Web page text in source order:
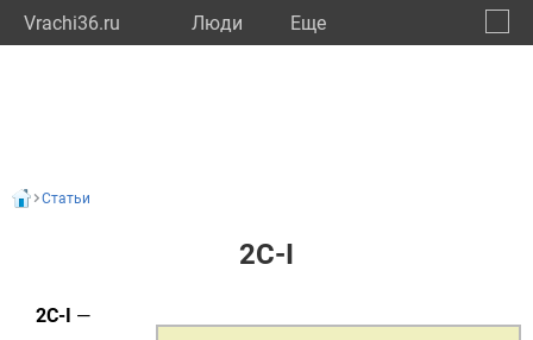
Vrachi36.ru Люди Eще
Статьи
2C-I
2C-I —